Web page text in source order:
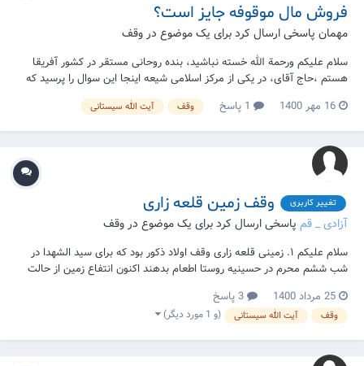
فروش مال موقوفه جایز است؟
مهمان پاسخی ارسال کرد برای یک موضوع در وقف
سلام عليكم ورحمة الله خسته نباشید، بنده روحانی مستقر در کشور آفریقا
هستم ،حاج آقای، در یکی از مرکز اسلامی شیعه اینجا این سوال را پرسید که
ما دو عدد ساختمان موقوفه برای مسافر خانه داشتيم و درآمد اینها را خرج امور
مرکز اسلامی می کردیم ،آهسته آهسته استفاده این ساختمان مسافر خانه به
صفر رسید کسی نمی آی...
16 مهر 1400 وقف آیت الله سیستانی
تغییر کاربری وقف زمین قلعه زاری
آزادی _ قم پاسخی ارسال کرد برای یک موضوع در وقف
سلام علیکم ۱. زمینی قلعه زاری وقف اولاد ذکور بود که برای سید الشهدا در
شب ششم محرم در حسینیه روستا اطعام بدهند اکنون انتفاع زمین از حالت
اکنون که امکان اط...
25 مرداد 1400
وقف آیت الله سیستانی (و 1 مورد دیگر)